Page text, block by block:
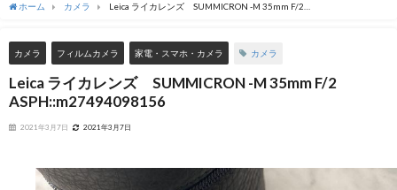
ホーム カメラ
Leica ライカレンズ SUMMICRON -M 35mm F/2
カメラ フィルムカメラ 家電・スマホ・カメラ カメラ
Leica ライカレンズ SUMMICRON -M 35mm F/2
ASPH::m27494098156
2021年3月7日 2021年3月7日